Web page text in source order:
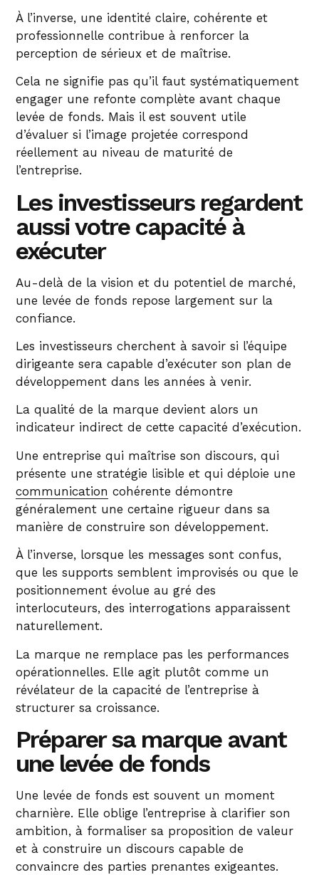
À l’inverse, une identité claire, cohérente et
professionnelle contribue à renforcer la
perception de sérieux et de maîtrise.
Cela ne signifie pas qu’il faut systématiquement
engager une refonte complète avant chaque
levée de fonds. Mais il est souvent utile
d’évaluer si l’image projetée correspond
réellement au niveau de maturité de
l’entreprise.
Les investisseurs regardent
aussi votre capacité à
exécuter
Au-delà de la vision et du potentiel de marché,
une levée de fonds repose largement sur la
confiance.
Les investisseurs cherchent à savoir si l’équipe
dirigeante sera capable d’exécuter son plan de
développement dans les années à venir.
La qualité de la marque devient alors un
indicateur indirect de cette capacité d’exécution.
Une entreprise qui maîtrise son discours, qui
présente une stratégie lisible et qui déploie une
communication cohérente démontre
généralement une certaine rigueur dans sa
manière de construire son développement.
À l’inverse, lorsque les messages sont confus,
que les supports semblent improvisés ou que le
positionnement évolue au gré des
interlocuteurs, des interrogations apparaissent
naturellement.
La marque ne remplace pas les performances
opérationnelles. Elle agit plutôt comme un
révélateur de la capacité de l’entreprise à
structurer sa croissance.
Préparer sa marque avant
une levée de fonds
Une levée de fonds est souvent un moment
charnière. Elle oblige l’entreprise à clarifier son
ambition, à formaliser sa proposition de valeur
et à construire un discours capable de
convaincre des parties prenantes exigeantes.